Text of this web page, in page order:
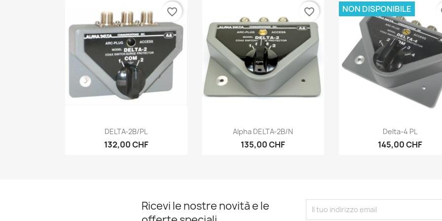
Anteprima
DELTA-2B/PL
132,00 CHF
favorite_border
Anteprima
Alpha DELTA-2B/N
135,00 CHF
favorite_border
Anteprima
Delta-4 PL
145,00 CHF
NON DISPONIBILE
Ricevi le nostre novità e le